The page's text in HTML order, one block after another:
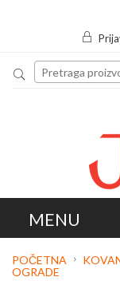
POČETNA
OGRADE